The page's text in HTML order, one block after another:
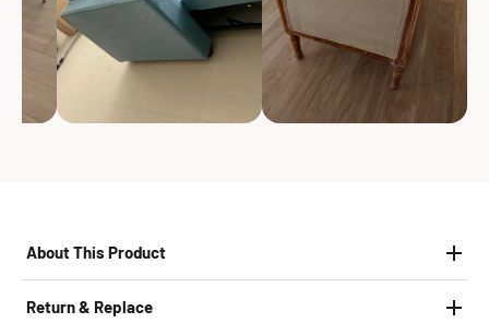
About This Product
Return & Replace